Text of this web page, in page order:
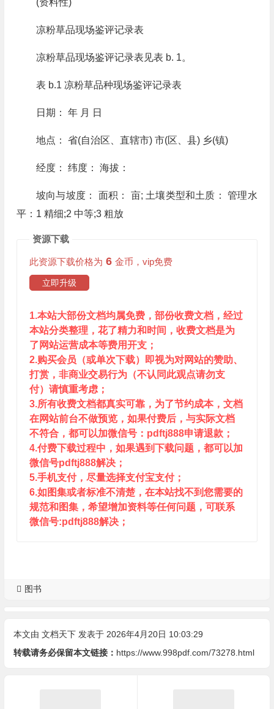
(资料性)
凉粉草品现场鉴评记录表
凉粉草品现场鉴评记录表见表 b. 1。
表 b.1 凉粉草品种现场鉴评记录表
日期： 年 月 日
地点： 省(自治区、直辖市) 市(区、县) 乡(镇)
经度： 纬度： 海拔：
坡向与坡度： 面积： 亩; 土壤类型和土质： 管理水
平：1 精细;2 中等;3 粗放
资源下载
此资源下载价格为 6 金币，vip免费
立即升级
1.本站大部份文档均属免费，部份收费文档，经过
本站分类整理，花了精力和时间，收费文档是为
了网站运营成本等费用开支；
2.购买会员（或单次下载）即视为对网站的赞助、
打赏，非商业交易行为（不认同此观点请勿支
付）请慎重考虑；
3.所有收费文档都真实可靠，为了节约成本，文档
在网站前台不做预览，如果付费后，与实际文档
不符合，都可以加微信号：pdftj888申请退款；
4.付费下载过程中，如果遇到下载问题，都可以加
微信号pdftj888解决；
5.手机支付，尽量选择支付宝支付；
6.如图集或者标准不清楚，在本站找不到您需要的
规范和图集，希望增加资料等任何问题，可联系
微信号:pdftj888解决；
图书
本文由 文档天下发表于 2026年4月20日 10:03:29
转载请务必保留本文链接： https://www.998pdf.com/73278.html